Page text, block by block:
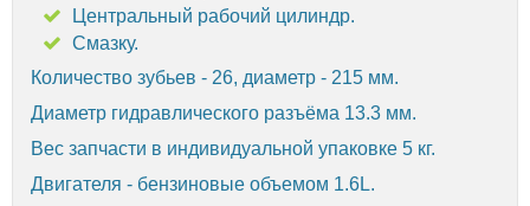
Центральный рабочий цилиндр.
Смазку.
Количество зубьев - 26, диаметр - 215 мм.
Диаметр гидравлического разъёма 13.3 мм.
Вес запчасти в индивидуальной упаковке 5 кг.
Двигателя - бензиновые объемом 1.6L.